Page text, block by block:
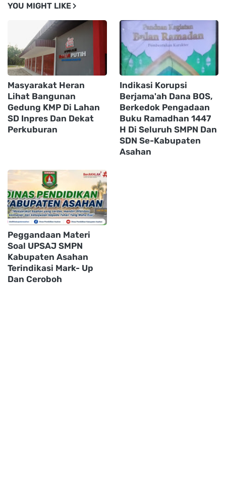
YOU MIGHT LIKE
Masyarakat Heran
Lihat Bangunan
Gedung KMP Di Lahan
SD Inpres Dan Dekat
Perkuburan
Indikasi Korupsi
Berjama'ah Dana BOS,
Berkedok Pengadaan
Buku Ramadhan 1447
H Di Seluruh SMPN Dan
SDN Se-Kabupaten
Asahan
Peggandaan Materi
Soal UPSAJ SMPN
Kabupaten Asahan
Terindikasi Mark- Up
Dan Ceroboh